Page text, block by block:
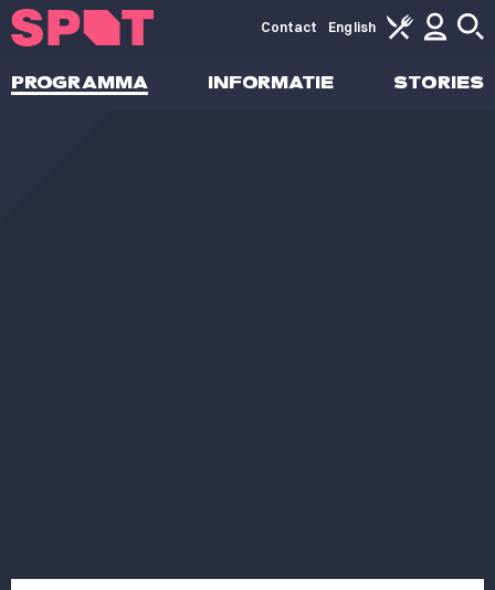
PROGRAMMA INFORMATIE STORIES
Contact English